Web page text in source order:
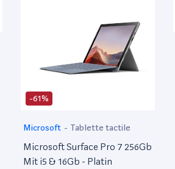
-61%
Microsoft - Tablette tactile
Microsoft Surface Pro 7 256Gb
Mit i5 & 16Gb - Platin